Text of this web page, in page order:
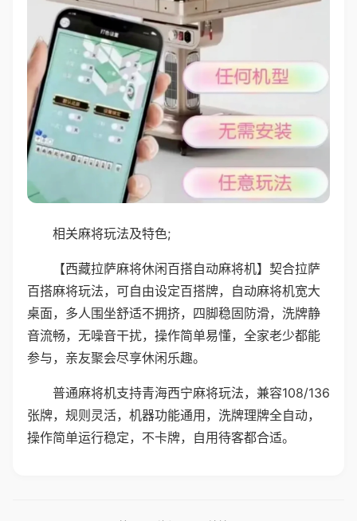
相关麻将玩法及特色;
【西藏拉萨麻将休闲百搭自动麻将机】契合拉萨
百搭麻将玩法，可自由设定百搭牌，自动麻将机宽大
桌面，多人围坐舒适不拥挤，四脚稳固防滑，洗牌静
音流畅，无噪音干扰，操作简单易懂，全家老少都能
参与，亲友聚会尽享休闲乐趣。
普通麻将机支持青海西宁麻将玩法，兼容108/136
张牌，规则灵活，机器功能通用，洗牌理牌全自动，
操作简单运行稳定，不卡牌，自用待客都合适。